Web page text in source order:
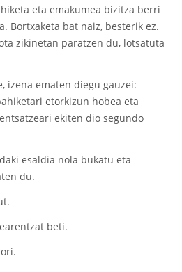
eta emakumea bizitza berri
Bortxaketa bat naiz, besterik ez.
zikinetan paratzen du, lotsatuta
izena ematen diegu gauzei:
etorkizun hobea eta
ekiten dio segundo
esaldia nola bukatu eta
du.
beti.